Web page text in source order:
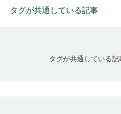
タグが共通している記事
タグが共通している記